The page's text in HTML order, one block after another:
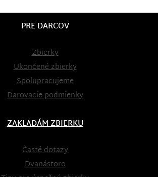
PRE DARCOV
Zbierky
Ukončené zbierky
Spolupracujeme
Darovacie podmienky
ZAKLADÁM ZBIERKU
Časté dotazy
Dvanástoro